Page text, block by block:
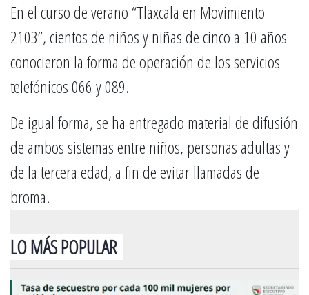
En el curso de verano “Tlaxcala en Movimiento
2103”, cientos de niños y niñas de cinco a 10 años
conocieron la forma de operación de los servicios
telefónicos 066 y 089.
De igual forma, se ha entregado material de difusión
de ambos sistemas entre niños, personas adultas y
de la tercera edad, a fin de evitar llamadas de
broma.
LO MÁS POPULAR